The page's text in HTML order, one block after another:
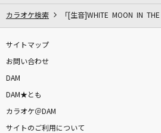
カラオケ検索 「[生音]WHITE MOON IN
サイトマップ
お問い合わせ
DAM
DAM★とも
カラオケ＠DAM
サイトのご利用について